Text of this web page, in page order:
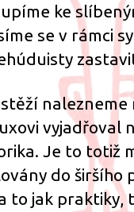
ke
se v rámci
nalezneme
vyjadřoval
Je to totiž
do širšího
to jak praktiky,